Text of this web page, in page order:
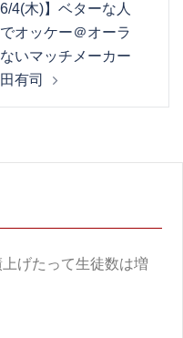
6/4(木)】ベターな人
オッケー＠オーラ
いマッチメーカー
有司
上げたって生徒数は増